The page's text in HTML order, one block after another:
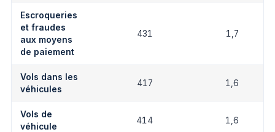
Escroqueries
et fraudes
aux moyens
de paiement
431 1,7
Vols dans les
véhicules
417 1,6
Vols de
véhicule
414 1,6